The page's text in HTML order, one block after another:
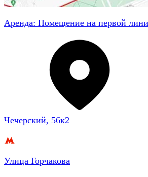
Аренда: Помещение на первой
Чечерский, 56к2
Улица Горчакова